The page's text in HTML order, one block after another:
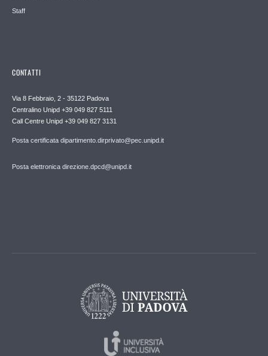
Staff
CONTATTI
Via 8 Febbraio, 2 - 35122 Padova
Centralino Unipd +39 049 827 5111
Call Centre Unipd +39 049 827 3131
Posta certificata dipartimento.dirprivato@pec.unipd.it
Posta elettronica direzione.dpcd@unipd.it